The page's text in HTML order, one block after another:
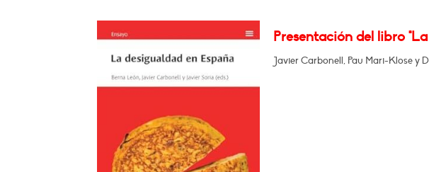
Presentación del libro
Javier Carbonell, Pau Mari-Klose y